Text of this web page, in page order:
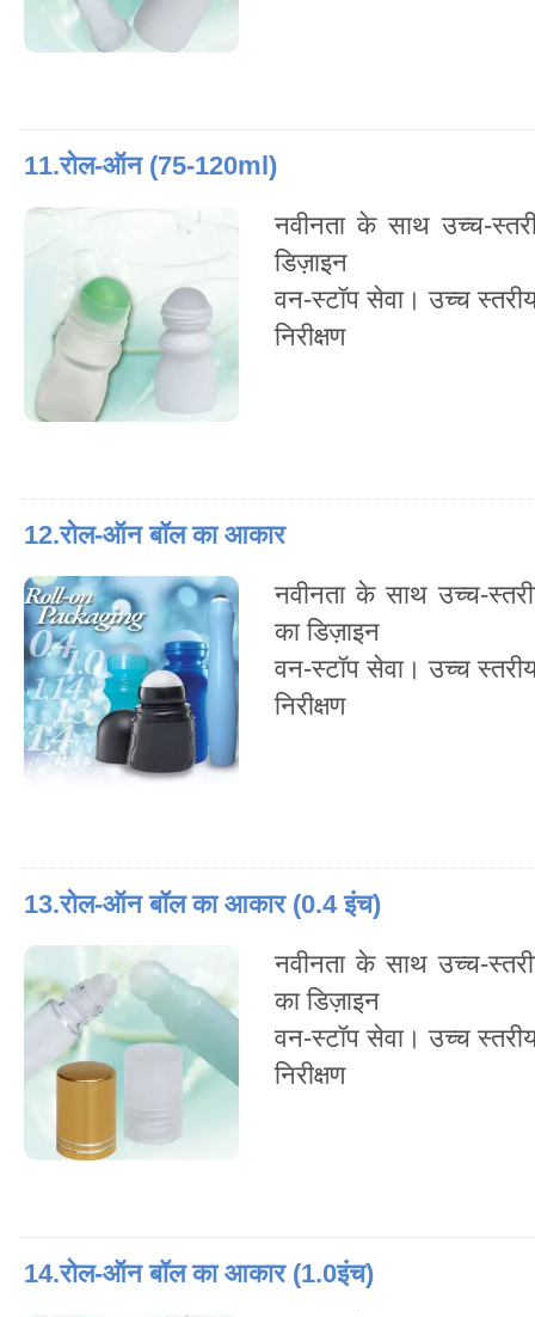
11.रोल-ऑन (75-120ml)
नवीनता के साथ उच्च-
डिज़ाइन
वन-स्टॉप सेवा। उच्च
निरीक्षण
12.रोल-ऑन बॉल का आकार
नवीनता के साथ उच्च-
का डिज़ाइन
वन-स्टॉप सेवा। उच्च
निरीक्षण
13.रोल-ऑन बॉल का आकार (0.4 इंच)
नवीनता के साथ उच्च-
का डिज़ाइन
वन-स्टॉप सेवा। उच्च
निरीक्षण
14.रोल-ऑन बॉल का आकार (1.0इंच)